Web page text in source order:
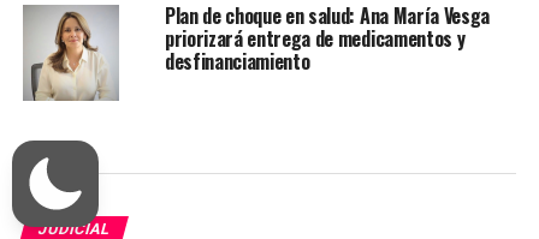
Plan de choque en salud: Ana María Vesga
priorizará entrega de medicamentos y
desfinanciamiento
JUDICIAL